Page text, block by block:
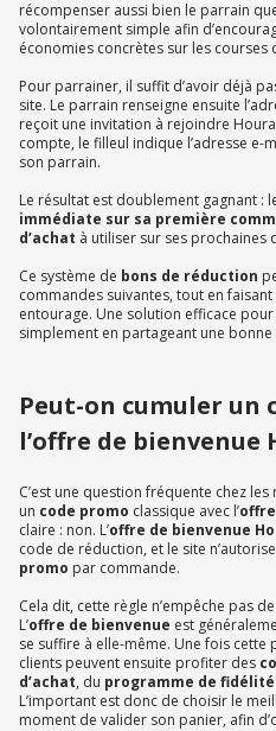
récompenser aussi bien le parrain
volontairement simple afin
économies concrètes sur les courses
Pour parrainer, il suffit d’avoir déjà
site. Le parrain renseigne ensuite
reçoit une invitation à rejoindre
compte, le filleul indique l’adresse e-
son parrain.
Le résultat est doublement gagnant :
immédiate sur sa première
d’achat à utiliser sur ses prochaines
Ce système de bons de réduction
commandes suivantes, tout en
entourage. Une solution efficace
simplement en partageant une bonne
Peut-on cumuler un
l’offre de bienvenue
C’est une question fréquente chez
un code promo classique avec l’
claire : non. L’offre de bienvenue
code de réduction, et le site
promo par commande.
Cela dit, cette règle n’empêche pas
L’offre de bienvenue est
se suffire à elle-même. Une fois
clients peuvent ensuite profiter des
d’achat, du programme de fidélité
L’important est donc de choisir le
moment de valider son panier, afin